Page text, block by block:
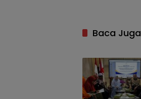
Baca Juga